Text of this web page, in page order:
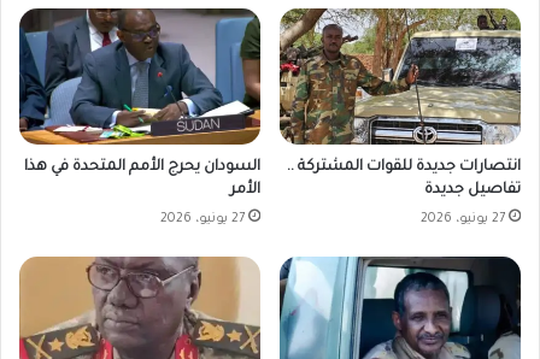
انتصارات جديدة للقوات المشتركة ..
تفاصيل جديدة
27 يونيو، 2026
السودان يحرج الأمم المتحدة في هذا
الأمر
27 يونيو، 2026